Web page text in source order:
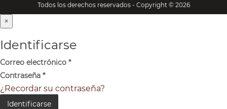
Todos los derechos reservados - Copyright © 2026
×
Identificarse
Correo electrónico *
Contraseña *
¿Recordar su contraseña?
Identificarse